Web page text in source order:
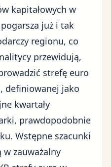
kapitałowych w
już i tak
regionu, co
przewidują,
strefę euro
definiowanej jako
kwartały
prawdopodobnie
Wstępne szacunki
w zauważalny